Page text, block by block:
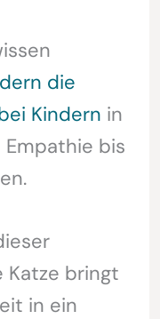
die
Kindern in
bis
Katze bringt
in ein